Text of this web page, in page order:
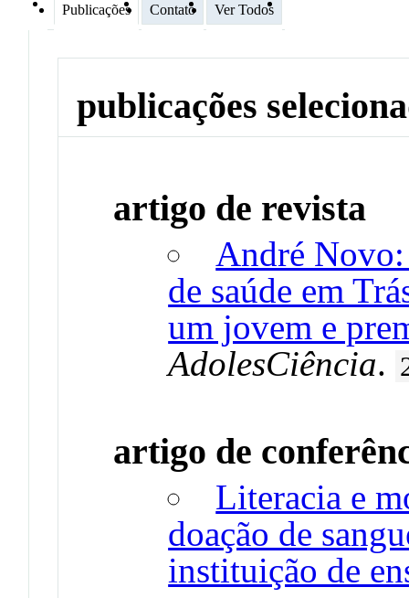
Publicações Contato Ver Todos
publicações
artigo de revista
André Novo:
de saúde em
um jovem e
AdolesCiência.
artigo de
Literacia e
doação de
instituição de